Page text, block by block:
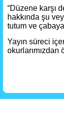
“Düzene karşı
hakkında şu
tutum ve
Yayın süreci
okurlarımızdan